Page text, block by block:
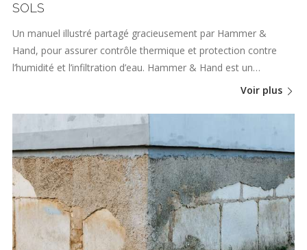
SOLS
Un manuel illustré partagé gracieusement par Hammer &
Hand, pour assurer contrôle thermique et protection contre
l’humidité et l’infiltration d’eau. Hammer & Hand est un…
Voir plus